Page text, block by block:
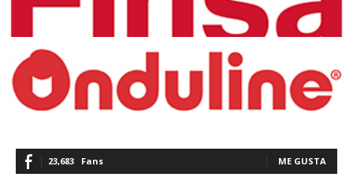
23,683 Fans ME GUSTA